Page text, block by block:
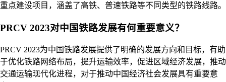
重点建设项目，涵盖了高铁、普速铁路等不同类型的铁路线路。
PRCV 2023对中国铁路发展有何重要意义？
PRCV 2023为中国铁路发展提供了明确的发展方向和目标，有助
于优化铁路网络布局，提升运输效率，促进区域经济发展，推动
交通运输现代化进程，对于推动中国经济社会发展具有重要意